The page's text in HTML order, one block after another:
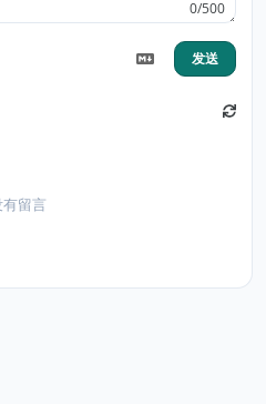
0/500
发送
留言